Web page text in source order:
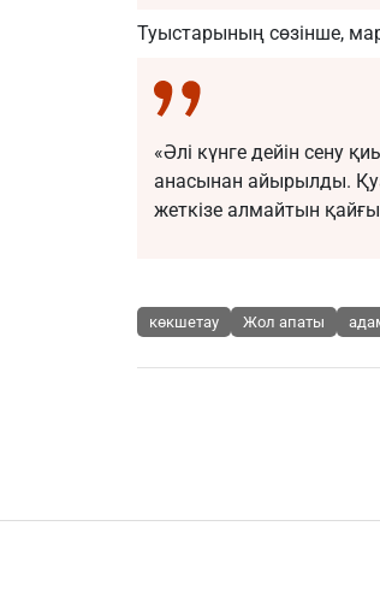
Туыстарының сөзінше,
«Әлі күнге дейін сену
анасынан айырылды.
жеткізе алмайтын
көкшетау Жол апаты